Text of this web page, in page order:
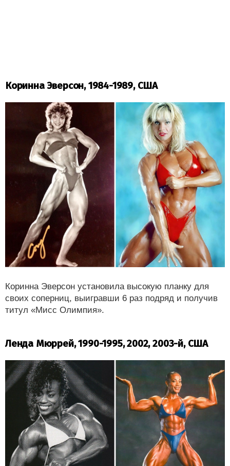
Коринна Эверсон, 1984-1989, США
Коринна Эверсон установила высокую планку для
своих соперниц, выигравши 6 раз подряд и получив
титул «Мисс Олимпия».
Ленда Мюррей, 1990-1995, 2002, 2003-й, США